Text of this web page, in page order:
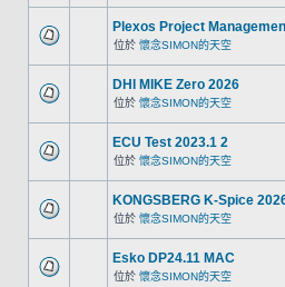
Plexos Project
位於 懷念SIMON的天空
DHI MIKE Zero 2026
位於 懷念SIMON的天空
ECU Test 2023.1 2
位於 懷念SIMON的天空
KONGSBERG K-Spice
位於 懷念SIMON的天空
Esko DP24.11 MAC
位於 懷念SIMON的天空